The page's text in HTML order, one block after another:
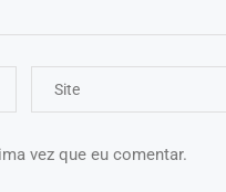
vez que eu comentar.